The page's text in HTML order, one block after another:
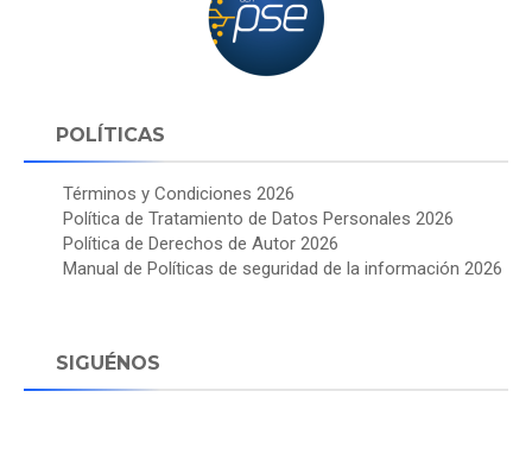
POLÍTICAS
Términos y Condiciones 2026
Política de Tratamiento de Datos Personales 2026
Política de Derechos de Autor 2026
Manual de Políticas de seguridad de la información 2026
SIGUÉNOS